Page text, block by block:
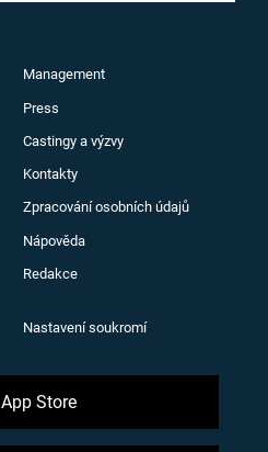
Management
Press
Castingy a výzvy
Kontakty
Zpracování osobních údajů
Nápověda
Redakce
Nastavení soukromí
App Store